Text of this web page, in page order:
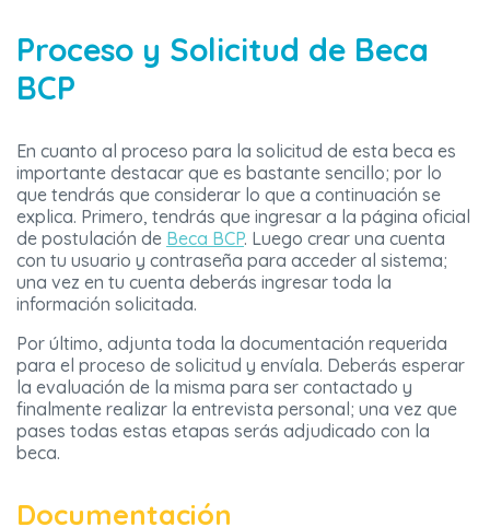
Proceso y Solicitud de Beca
BCP
En cuanto al proceso para la solicitud de esta beca es
importante destacar que es bastante sencillo; por lo
que tendrás que considerar lo que a continuación se
explica. Primero, tendrás que ingresar a la página oficial
de postulación de Beca BCP. Luego crear una cuenta
con tu usuario y contraseña para acceder al sistema;
una vez en tu cuenta deberás ingresar toda la
información solicitada.
Por último, adjunta toda la documentación requerida
para el proceso de solicitud y envíala. Deberás esperar
la evaluación de la misma para ser contactado y
finalmente realizar la entrevista personal; una vez que
pases todas estas etapas serás adjudicado con la
beca.
Documentación